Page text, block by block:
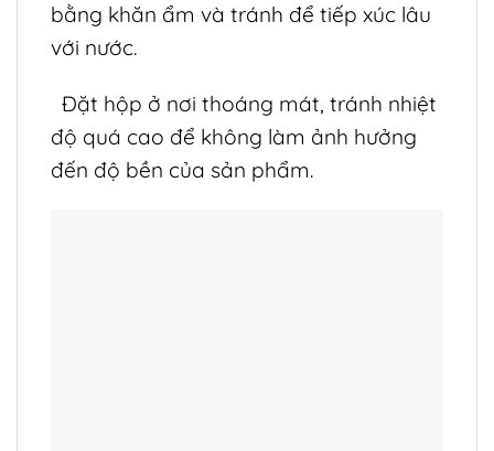
bằng khăn ẩm và tránh để tiếp xúc lâu
với nước.
Đặt hộp ở nơi thoáng mát, tránh nhiệt
độ quá cao để không làm ảnh hưởng
đến độ bền của sản phẩm.